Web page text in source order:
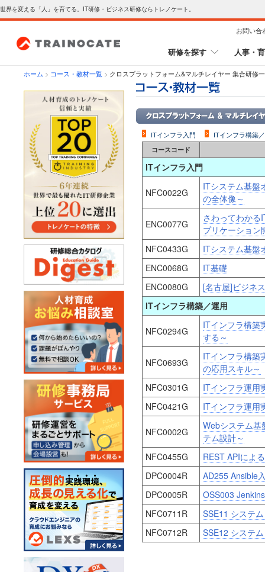
世界を変える「人」を育てる。IT研修・ビジネス研修ならトレノケート。
お問い合
研修を探す 人事・
ホーム > コース・教材一覧 > クロスプラットフォーム&マルチレイヤー 集合研修
ITインフラ入門 ITインフラ構築
コースコード
ITインフラ入門
NFC0022G
ITシステム基盤
の全体像～
ENC0077G
さわってわかる
プリケーション
NFC0433G
ITシステム基盤
ENC0068G
IT基礎
ENC0080G
[名古屋]ビジネ
ITインフラ構築／運用
NFC0294G
ITインフラ構築
する～
NFC0693G
ITインフラ構築
の応用スキル～
NFC0301G
ITインフラ運用
NFC0421G
ITインフラ運用
NFC0002G
Webシステム基
テム設計～
NFC0455G
REST APIによ
DPC0004R
AD255 Ansible
DPC0005R
OSS003
NFC0711R
SSE11 システ
NFC0712R
SSE12 システ